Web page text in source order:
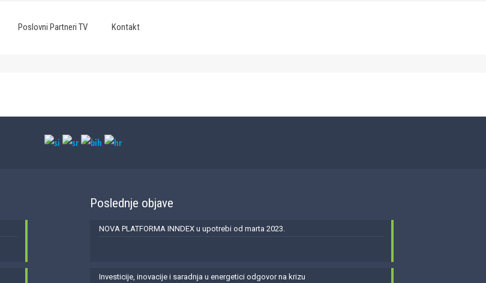
Poslovni Partneri TV Kontakt
Poslednje objave
NOVA PLATFORMA INNDEX u upotrebi od marta 2023.
Investicije, inovacije i saradnja u energetici odgovor na krizu